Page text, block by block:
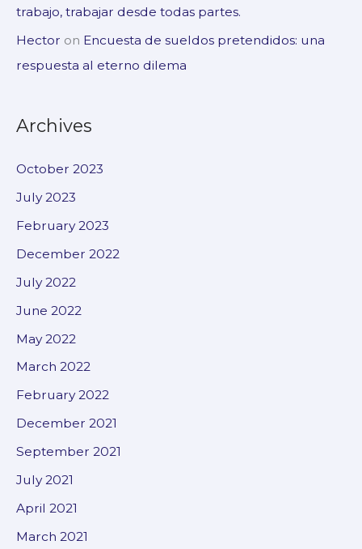
trabajo, trabajar desde todas partes.
Hector on Encuesta de sueldos pretendidos: una
respuesta al eterno dilema
Archives
October 2023
July 2023
February 2023
December 2022
July 2022
June 2022
May 2022
March 2022
February 2022
December 2021
September 2021
July 2021
April 2021
March 2021